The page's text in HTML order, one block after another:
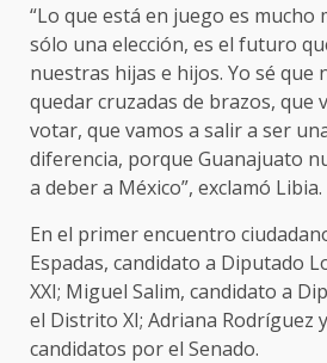
“Lo que está en juego es
sólo una elección, es el futuro
nuestras hijas e hijos. Yo sé que
quedar cruzadas de brazos, que
votar, que vamos a salir a ser
diferencia, porque Guanajuato
a deber a México”, exclamó Libia.
En el primer encuentro
Espadas, candidato a Diputado
XXI; Miguel Salim, candidato a
el Distrito XI; Adriana Rodríguez
candidatos por el Senado.